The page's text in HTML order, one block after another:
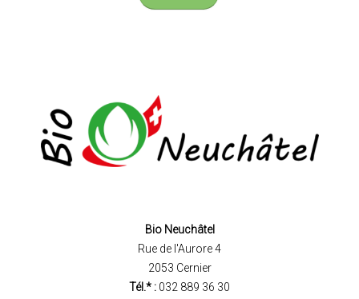
Bio Neuchâtel
Rue de l'Aurore 4
2053 Cernier
Tél.* : 032 889 36 30